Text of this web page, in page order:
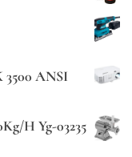
3500 ANSI
H Yg-03235